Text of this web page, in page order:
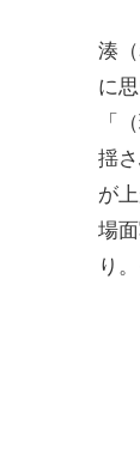
湊
に
「
揺
が
場
り